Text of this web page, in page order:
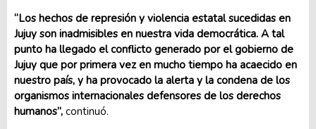
“Los hechos de represión y violencia estatal sucedidas en
Jujuy son inadmisibles en nuestra vida democrática. A tal
punto ha llegado el conflicto generado por el gobierno de
Jujuy que por primera vez en mucho tiempo ha acaecido en
nuestro país, y ha provocado la alerta y la condena de los
organismos internacionales defensores de los derechos
humanos”, continuó.